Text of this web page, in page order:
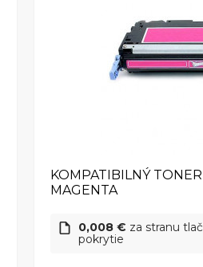
KOMPATIBILNÝ
MAGENTA
0,008 € za stranu
pokrytie